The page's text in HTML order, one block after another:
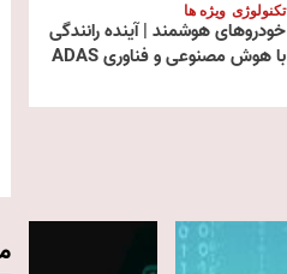
تکنولوژی ویژه ها
خودروهای هوشمند | آینده رانندگی
با هوش مصنوعی و فناوری ADAS